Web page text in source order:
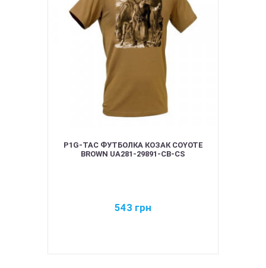
P1G-TAC ФУТБОЛКА КОЗАК COYOTE
BROWN UA281-29891-CB-CS
543 грн